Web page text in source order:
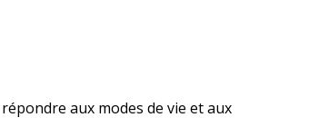
aux modes de vie et aux